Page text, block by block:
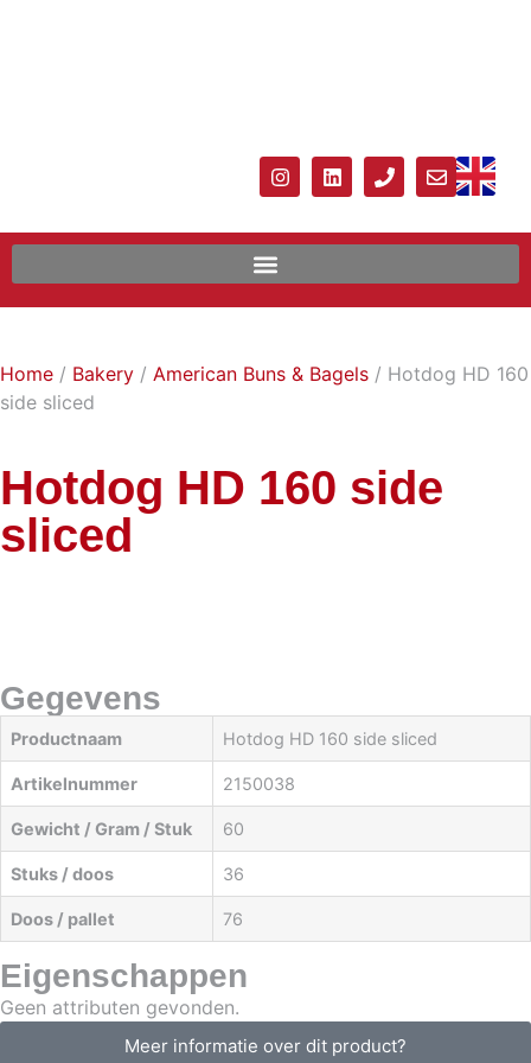
Home / Bakery / American Buns & Bagels / Hotdog HD 160
side sliced
Hotdog HD 160 side
sliced
Gegevens
Productnaam Hotdog HD 160 side sliced
Artikelnummer 2150038
Gewicht / Gram / Stuk 60
Stuks / doos 36
Doos / pallet 76
Eigenschappen
Geen attributen gevonden.
Meer informatie over dit product?